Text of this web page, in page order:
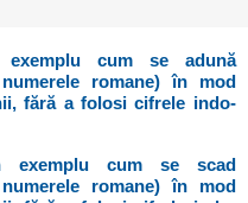
exemplu cum se adună
romane) în mod
fără a folosi cifrele indo-
exemplu cum se scad
romane) în mod